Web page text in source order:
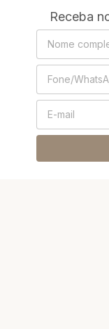
Receba